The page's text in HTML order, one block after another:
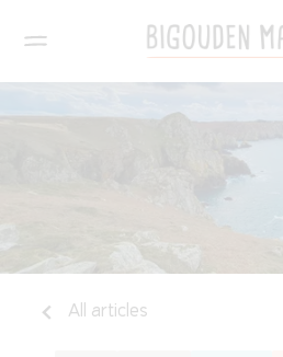
All articles